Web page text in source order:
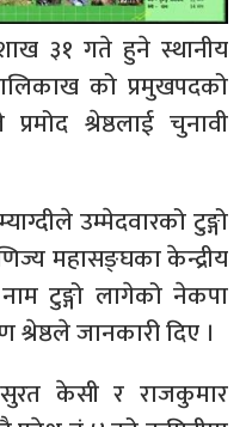
३१ गते हुने स्थानीय
को प्रमुखपदको
श्रेष्ठलाई चुनावी
उम्मेदवारको टुङ्गो
महासङ्घका केन्द्रीय
नाम टुङ्गो लागेको नेकपा
श्रेष्ठले जानकारी दिए ।
सुरत केसी र राजकुमार